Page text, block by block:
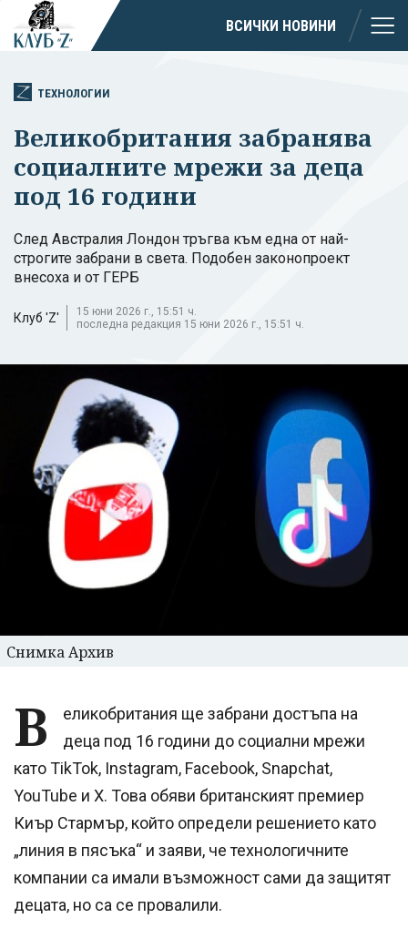
ВСИЧКИ НОВИНИ
ТЕХНОЛОГИИ
Великобритания забранява
социалните мрежи за деца
под 16 години
След Австралия Лондон тръгва към една от най-
строгите забрани в света. Подобен законопроект
внесоха и от ГЕРБ
Клуб 'Z'
15 юни 2026 г., 15:51 ч.
последна редакция 15 юни 2026 г., 15:51 ч.
Снимка Архив
В
еликобритания ще забрани достъпа на
деца под 16 години до социални мрежи
като TikTok, Instagram, Facebook, Snapchat,
YouTube и X. Това обяви британският премиер
Киър Стармър, който определи решението като
„линия в пясъка“ и заяви, че технологичните
компании са имали възможност сами да защитят
децата, но са се провалили.